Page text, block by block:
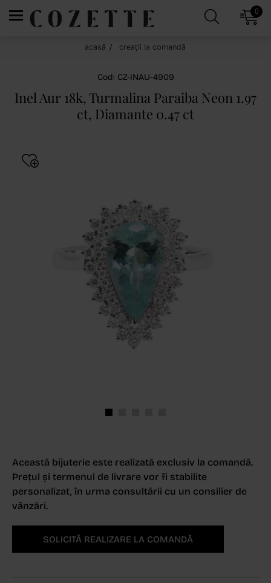
0
acasă creații la comandă
Cod: CZ-INAU-4909
Inel Aur 18k, Turmalina Paraiba Neon 1.97
ct, Diamante 0.47 ct
Această bijuterie este realizată exclusiv la comandă.
Prețul și termenul de livrare vor fi stabilite
personalizat, în urma consultării cu un consilier de
vânzări.
SOLICITĂ REALIZARE LA COMANDĂ